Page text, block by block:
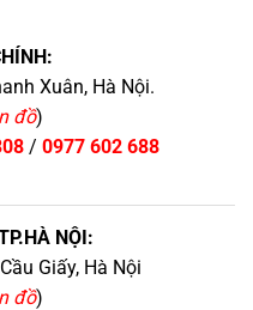
Xuân, Hà Nội.
đồ)
/ 0977 602 688
NỘI:
Giấy, Hà Nội
đồ)